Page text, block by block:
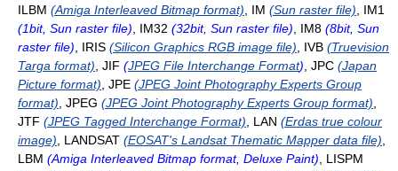
ILBM (Amiga Interleaved Bitmap format) , IM (Sun raster file) , IM1
(1bit, Sun raster file) , IM32 (32bit, Sun raster file) , IM8 (8bit, Sun
raster file) , IRIS (Silicon Graphics RGB image file) , IVB (Truevision
Targa format) , JIF (JPEG File Interchange Format) , JPC (Japan
Picture format) , JPE (JPEG Joint Photography Experts Group
format) , JPEG (JPEG Joint Photography Experts Group format)
JTF (JPEG Tagged Interchange Format) , LAN (Erdas true colour
image) , LANDSAT (EOSAT's Landsat Thematic Mapper data file)
LBM (Amiga Interleaved Bitmap format, Deluxe Paint) , LISPM